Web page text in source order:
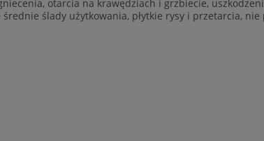
otarcia na krawędziach i grzbiecie,
ślady użytkowania, płytkie rysy i przetarcia,